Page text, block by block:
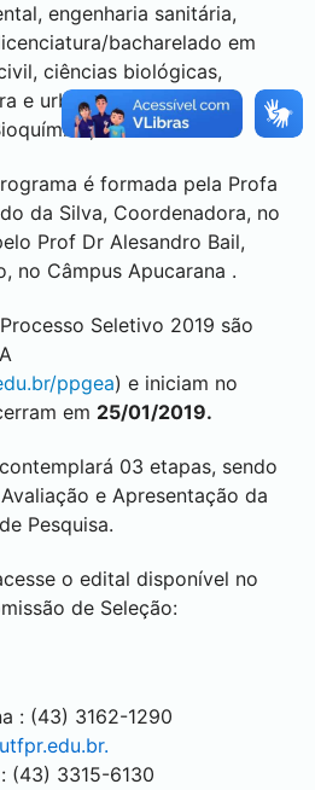
engenharia sanitária,
bacharelado em
ciências biológicas,
e urbanismo, processos
entre outras.
é formada pela Profa
da Silva, Coordenadora, no
Prof Dr Alesandro Bail,
no Câmpus Apucarana .
Seletivo 2019 são
ppgea) e iniciam no
em 25/01/2019.
03 etapas, sendo
e Apresentação da
Pesquisa.
o edital disponível no
de Seleção:
: (43) 3162-1290
: (43) 3315-6130